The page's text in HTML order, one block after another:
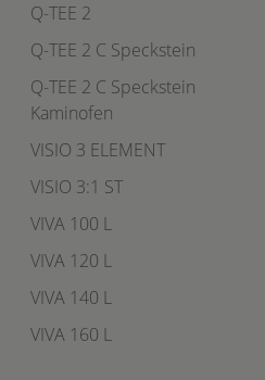
Q-TEE 2
Q-TEE 2 C Speckstein
Q-TEE 2 C Speckstein
Kaminofen
VISIO 3 ELEMENT
VISIO 3:1 ST
VIVA 100 L
VIVA 120 L
VIVA 140 L
VIVA 160 L